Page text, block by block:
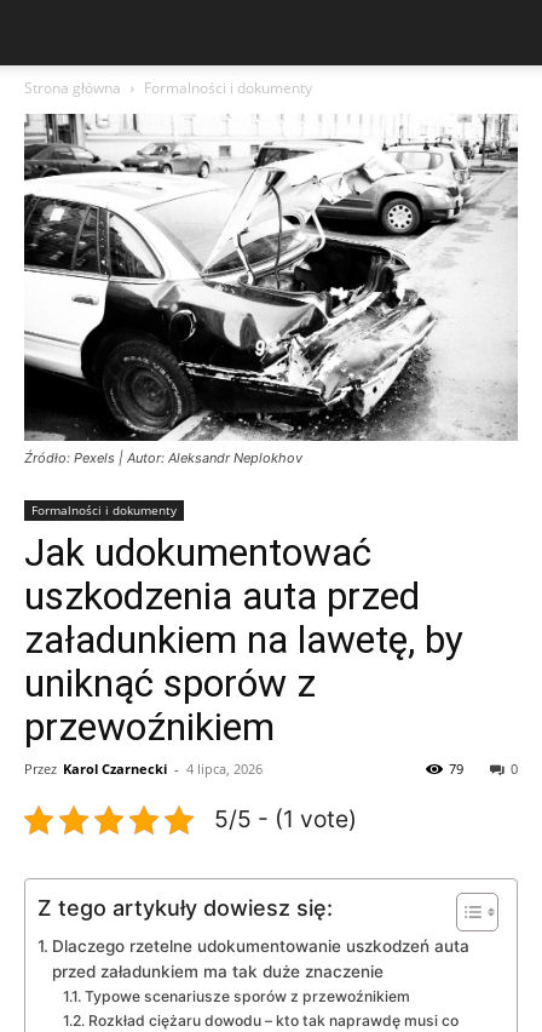
Strona główna Formalności i dokumenty
Źródło: Pexels | Autor: Aleksandr Neplokhov
Formalności i dokumenty
Jak udokumentować
uszkodzenia auta przed
załadunkiem na lawetę, by
uniknąć sporów z
przewoźnikiem
Przez Karol Czarnecki - 4 lipca, 2026 0
79
5/5 - (1 vote)
Z tego artykuły dowiesz się:
Dlaczego rzetelne udokumentowanie uszkodzeń auta
przed załadunkiem ma tak duże znaczenie
Typowe scenariusze sporów z przewoźnikiem
Rozkład ciężaru dowodu – kto tak naprawdę musi co